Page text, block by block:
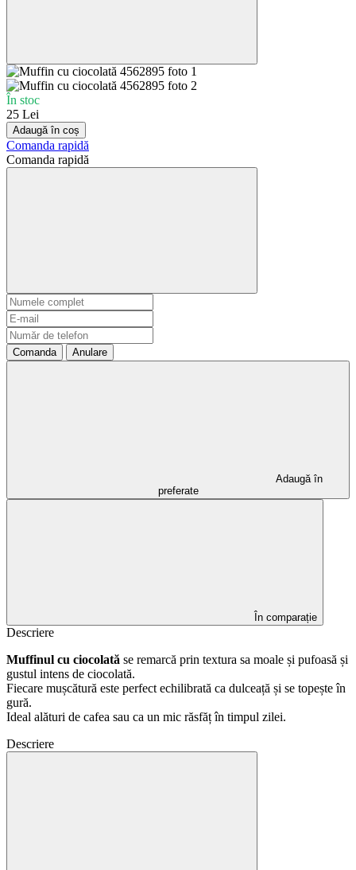
În stoc
25 Lei
Adaugă în coș
Comanda rapidă
Comanda rapidă
Comanda Anulare
Adaugă în
preferate
În comparație
Descriere
Muffinul cu ciocolată se remarcă prin textura sa moale și pufoasă și
gustul intens de ciocolată.
Fiecare mușcătură este perfect echilibrată ca dulceață și se topește în
gură.
Ideal alături de cafea sau ca un mic răsfăț în timpul zilei.
Descriere